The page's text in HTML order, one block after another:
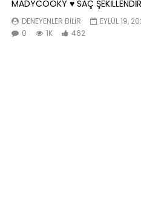
MADYCOOKY ♥️ SAÇ
DENEYENLER BILIR
EYLÜL 19,
0
1K 462